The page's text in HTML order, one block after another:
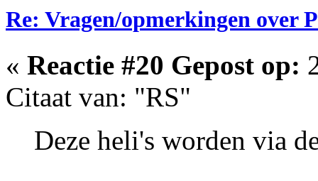
Re: Vragen/opmerkingen over
« Reactie #20 Gepost op:
Citaat van: "RS"
Deze heli's worden via